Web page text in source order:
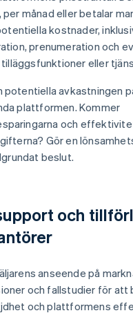
per månad eller betalar
kostnader,
prenumeration och
eller
potentiella avkastningen
plattformen. Kommer
och
Gör en
beslut.
och
anseende på
och fallstudier för att
och plattformens